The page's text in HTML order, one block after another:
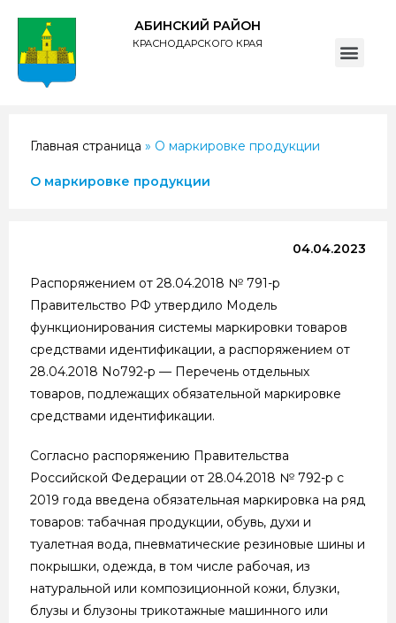
АБИНСКИЙ РАЙОН
КРАСНОДАРСКОГО КРАЯ
Главная страница » О маркировке продукции
О маркировке продукции
04.04.2023
Распоряжением от 28.04.2018 № 791-р
Правительство РФ утвердило Модель
функционирования системы маркировки товаров
средствами идентификации, а распоряжением от
28.04.2018 No792-р — Перечень отдельных
товаров, подлежащих обязательной маркировке
средствами идентификации.
Согласно распоряжению Правительства
Российской Федерации от 28.04.2018 № 792-р с
2019 года введена обязательная маркировка на ряд
товаров: табачная продукции, обувь, духи и
туалетная вода, пневматические резиновые шины и
покрышки, одежда, в том числе рабочая, из
натуральной или композиционной кожи, блузки,
блузы и блузоны трикотажные машинного или